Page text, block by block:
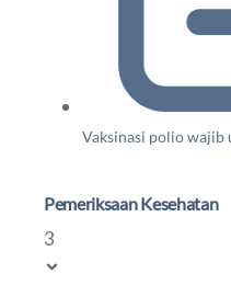
Vaksinasi polio wajib
Pemeriksaan Kesehatan
3